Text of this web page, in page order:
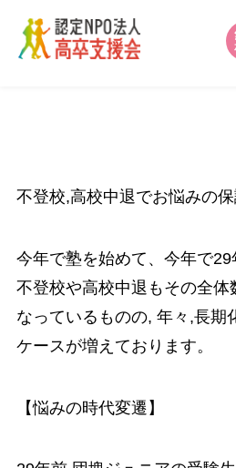
不登校,高校中退でお悩みの
今年で塾を始めて、今年で29
不登校や高校中退もその全体
なっているものの, 年々,長期
ケースが増えております。
【悩みの時代変遷】